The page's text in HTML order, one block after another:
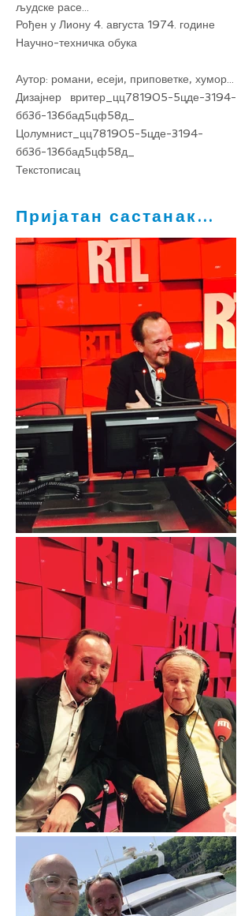
људске расе...
Рођен у Лиону 4. августа 1974. године
Научно-техничка обука
Аутор: романи, есеји, приповетке, хумор...
Дизајнер вритер_цц781905-5цде-3194-
бб3б-136бад5цф58д_
Цолумнист_цц781905-5цде-3194-
бб3б-136бад5цф58д_
Текстописац
Пријатан састанак...